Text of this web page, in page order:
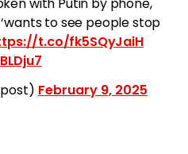
to see people stop
t.co/fk5SQyJaiH
February 9, 2025